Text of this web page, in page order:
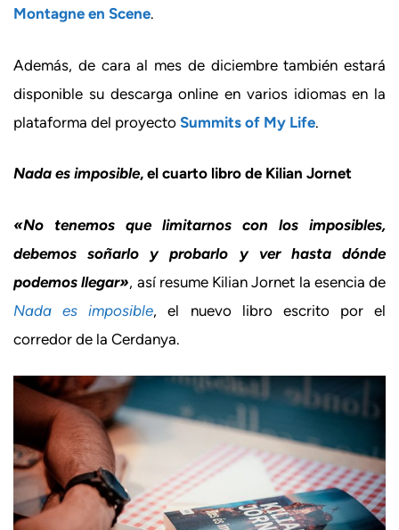
Montagne en Scene.
Además, de cara al mes de diciembre también estará
disponible su descarga online en varios idiomas en la
plataforma del proyecto Summits of My Life.
Nada es imposible, el cuarto libro de Kilian Jornet
«No tenemos que limitarnos con los imposibles,
debemos soñarlo y probarlo y ver hasta dónde
podemos llegar», así resume Kilian Jornet la esencia de
Nada es imposible, el nuevo libro escrito por el
corredor de la Cerdanya.